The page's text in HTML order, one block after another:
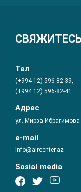
Тел
(+994 12) 596-82-39,
(+994 12) 596-82-41
Адрес
ул. Мирза
e-mail
Info@aircenter.az
Sosial media